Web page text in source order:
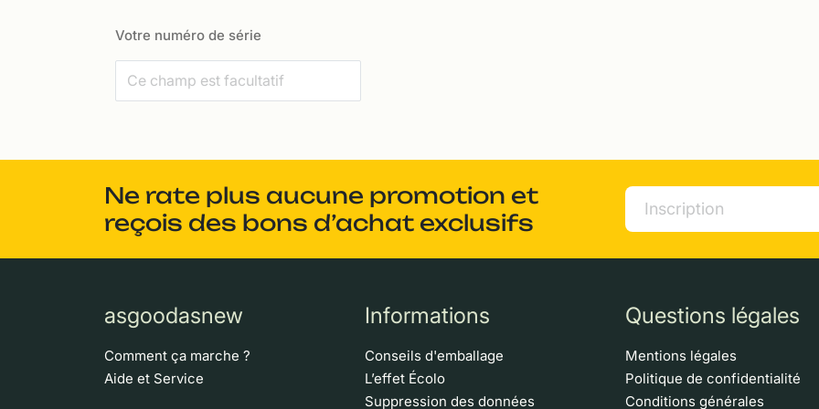
Votre numéro de série
Ne rate plus aucune promotion et
reçois des bons d’achat exclusifs
asgoodasnew
Comment ça marche ?
Aide et Service
Informations
Conseils d'emballage
L’effet Écolo
Suppression des données
Questions légales
Mentions légales
Politique de confidentialité
Conditions générales